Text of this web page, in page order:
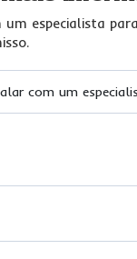
um especialista
com um